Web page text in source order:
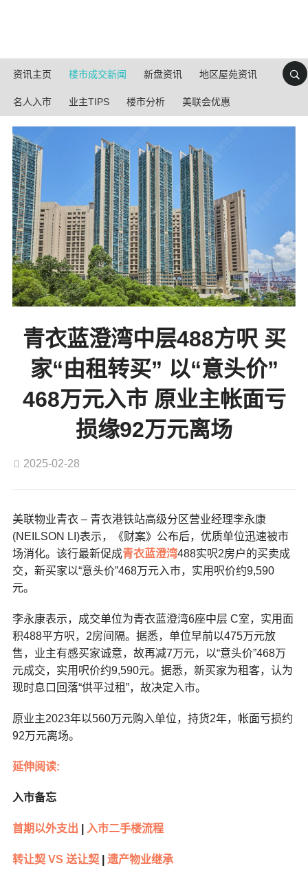
资讯主页 楼市成交新闻 新盘资讯 地区屋苑资讯
名人入市 业主TIPS 楼市分析 美联会优惠
青衣蓝澄湾中层488方呎 买
家“由租转买” 以“意头价”
468万元入市 原业主帐面亏
损缘92万元离场
2025-02-28
美联物业青衣 – 青衣港铁站高级分区营业经理李永康
(NEILSON LI)表示，《财案》公布后，优质单位迅速被市
场消化。该行最新促成青衣蓝澄湾488实呎2房户的买卖成
交，新买家以“意头价”468万元入市，实用呎价约9,590
元。
李永康表示，成交单位为青衣蓝澄湾6座中层 C室，实用面
积488平方呎，2房间隔。据悉，单位早前以475万元放
售，业主有感买家诚意，故再减7万元，以“意头价”468万
元成交，实用呎价约9,590元。据悉，新买家为租客，认为
现时息口回落“供平过租”，故决定入市。
原业主2023年以560万元购入单位，持货2年，帐面亏损约
92万元离场。
延伸阅读:
入市备忘
首期以外支出 入市二手楼流程
转让契 VS 送让契| 遗产物业继承